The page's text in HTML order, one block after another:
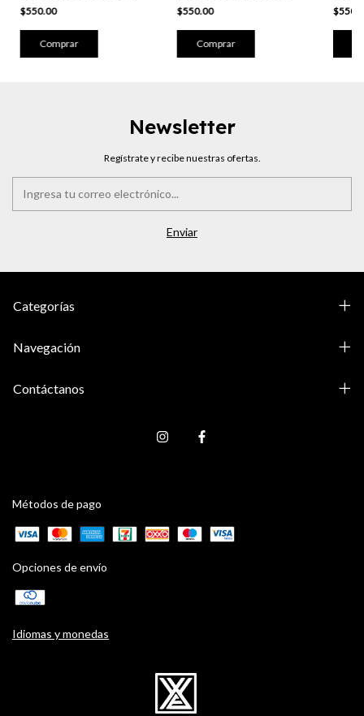
$550.00
Comprar
$550.00
Comprar
Newsletter
Regístrate y recibe nuestras ofertas.
Categorías
Navegación
Contáctanos
Métodos de pago
Opciones de envío
Idiomas y monedas